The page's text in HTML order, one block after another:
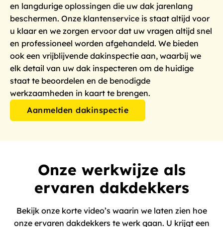
en langdurige oplossingen die uw dak jarenlang
beschermen. Onze klantenservice is staat altijd voor
u klaar en we zorgen ervoor dat uw vragen altijd snel
en professioneel worden afgehandeld. We bieden
ook een vrijblijvende dakinspectie aan, waarbij we
elk detail van uw dak inspecteren om de huidige
staat te beoordelen en de benodigde
werkzaamheden in kaart te brengen.
Aanmelden dakinspectie
Onze werkwijze als
ervaren dakdekkers
Bekijk onze korte video’s waarin we laten zien hoe
onze ervaren dakdekkers te werk gaan. U krijgt een